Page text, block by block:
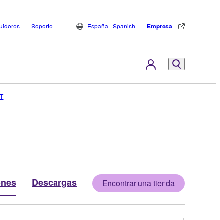
Soporte España - Spanish Empresa
Descargas Encontrar una tienda